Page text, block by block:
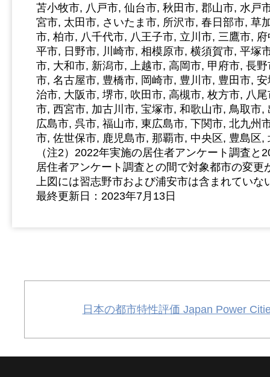
苫小牧市, 八戸市, 仙台市, 秋田市, 郡山市, 水戸
宮市, 太田市, さいたま市, 所沢市, 春日部市, 草
市, 柏市, 八千代市, 八王子市, 立川市, 三鷹市,
平市, 日野市, 川崎市, 相模原市, 横須賀市, 平塚
市, 大和市, 新潟市, 上越市, 高岡市, 甲府市, 長
市, 名古屋市, 豊橋市, 岡崎市, 豊川市, 豊田市,
治市, 大阪市, 堺市, 吹田市, 高槻市, 枚方市, 八
市, 西宮市, 加古川市, 宝塚市, 和歌山市, 鳥取市,
広島市, 呉市, 福山市, 東広島市, 下関市, 北九州
市, 佐世保市, 鹿児島市, 那覇市, 中央区, 豊島区,
（注2）2022年実施の居住者アンケート調査と
居住者アンケート調査との間で対象都市の変更
上図には習志野市および浦安市は含まれていな
最終更新日：2023年7月13日
日本の都市特性評価 Japan Power